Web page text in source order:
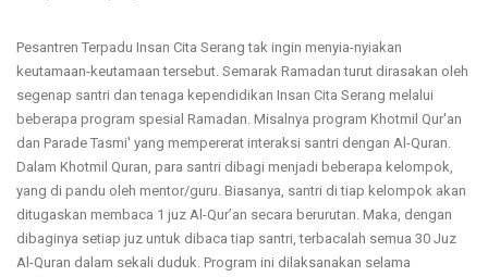
Pesantren Terpadu Insan Cita Serang tak ingin menyia-nyiakan
keutamaan-keutamaan tersebut. Semarak Ramadan turut dirasakan oleh
segenap santri dan tenaga kependidikan Insan Cita Serang melalui
beberapa program spesial Ramadan. Misalnya program Khotmil Qur'an
dan Parade Tasmi' yang mempererat interaksi santri dengan Al-Quran.
Dalam Khotmil Quran, para santri dibagi menjadi beberapa kelompok,
yang di pandu oleh mentor/guru. Biasanya, santri di tiap kelompok akan
ditugaskan membaca 1 juz Al-Qur’an secara berurutan. Maka, dengan
dibaginya setiap juz untuk dibaca tiap santri, terbacalah semua 30 Juz
Al-Quran dalam sekali duduk. Program ini dilaksanakan selama